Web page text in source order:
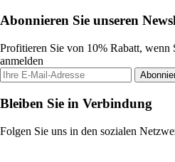
Abonnieren Sie unseren
Profitieren Sie von 10% Rabatt, wenn
anmelden
Bleiben Sie in Verbindung
Folgen Sie uns in den sozialen